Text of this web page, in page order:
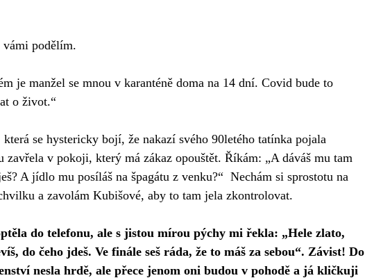
vámi podělím.
je manžel se mnou v karanténě doma na 14 dní. Covid bude to
o život.“
se hystericky bojí, že nakazí svého 90letého tatínka pojala
zavřela v pokoji, který má zákaz opouštět. Říkám: „A dáváš mu tam
A jídlo mu posíláš na špagátu z venku?“  Nechám si sprostotu na
a zavolám Kubišové, aby to tam jela zkontrolovat.
do telefonu, ale s jistou mírou pýchy mi řekla: „Hele zlato,
do čeho jdeš. Ve finále seš ráda, že to máš za sebou“. Závist! Do
nesla hrdě, ale přece jenom oni budou v pohodě a já kličkuji